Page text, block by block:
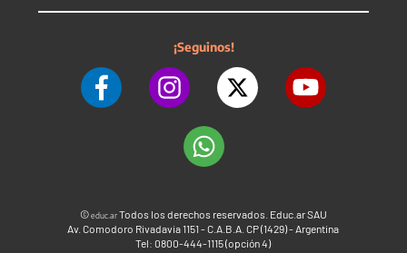
¡Seguinos!
©educ.arTodos los derechos reservados. Educ.ar SAU
Av. Comodoro Rivadavia 1151 - C.A.B.A. CP (1429) - Argentina
Tel: 0800-444-1115 (opción 4)